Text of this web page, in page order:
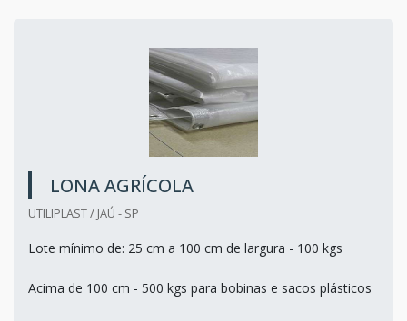
LONA AGRÍCOLA
UTILIPLAST / JAÚ - SP
Lote mínimo de: 25 cm a 100 cm de largura - 100 kgs
Acima de 100 cm - 500 kgs para bobinas e sacos plásticos